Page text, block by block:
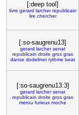
[:deep tool]
livre gerard larcher republicain
lire chercher
[:so-saugrenu13]
gerard larcher senat
republicain droite gros gras
danse dodeliner rythme beat
[:so-saugrenu13:3]
gerard larcher senat
republicain droite gros gras
merou furieux moche